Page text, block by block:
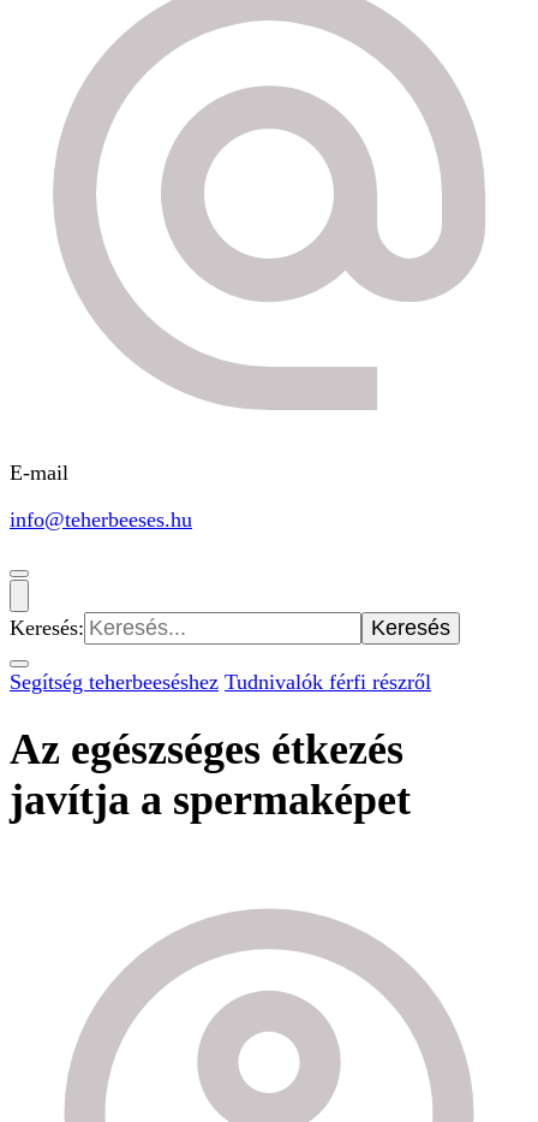
E-mail
info@teherbeeses.hu
Keresés:
Segítség teherbeeséshez Tudnivalók férfi részről
Az egészséges étkezés
javítja a spermaképet